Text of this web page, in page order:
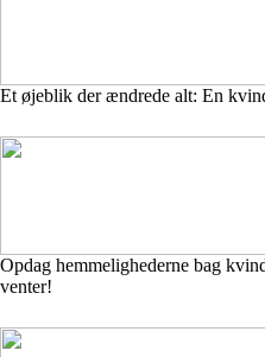
Et øjeblik der ændrede alt: En
Opdag hemmelighederne bag
venter!